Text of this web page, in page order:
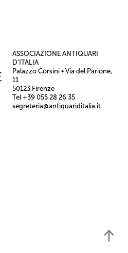
ASSOCIAZIONE ANTIQUARI
D’ITALIA
Palazzo Corsini • Via del Parione,
11
50123 Firenze
Tel +39 055 28 26 35
segreteria@antiquariditalia.it